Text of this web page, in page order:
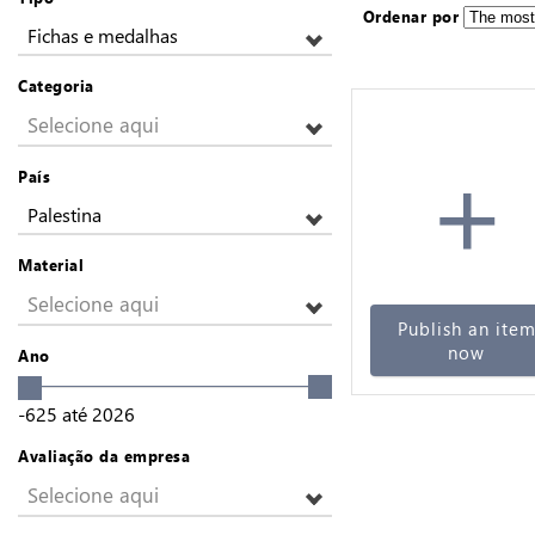
Fichas e medalhas
Categoria
Selecione aqui
País
Palestina
Material
Selecione aqui
Ano
-625 até 2026
Avaliação da empresa
Selecione aqui
Ordenar por
+
Publish an item
now